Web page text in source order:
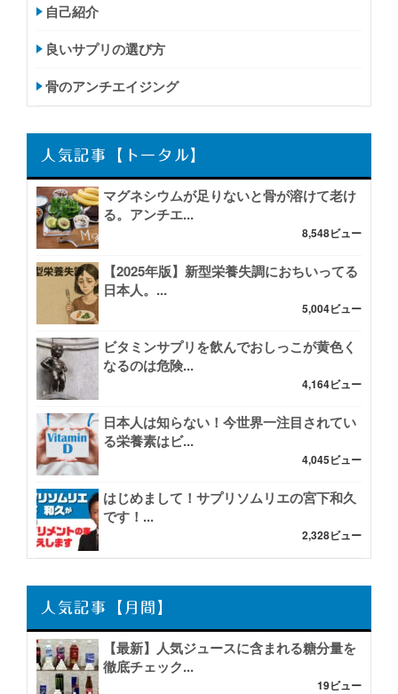
自己紹介
良いサプリの選び方
骨のアンチエイジング
人気記事【トータル】
マグネシウムが足りないと骨が溶けて老け
る。アンチエ...
8,548ビュー
【2025年版】新型栄養失調におちいってる
日本人。...
5,004ビュー
ビタミンサプリを飲んでおしっこが黄色く
なるのは危険...
4,164ビュー
日本人は知らない！今世界一注目されてい
る栄養素はビ...
4,045ビュー
はじめまして！サプリソムリエの宮下和久
です！...
2,328ビュー
人気記事【月間】
【最新】人気ジュースに含まれる糖分量を
徹底チェック...
19ビュー